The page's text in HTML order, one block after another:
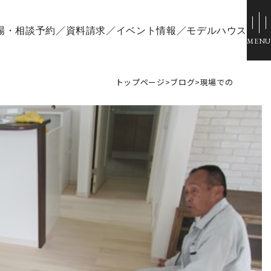
・相談予約 資料請求 イベント情報 モデルハウス
ス
スタッフブログ
ひのきちゃんねる
スタッフ紹介
採用情報
お客様ご紹介制度
個人情報保護方針
トップページ>ブログ>現場での